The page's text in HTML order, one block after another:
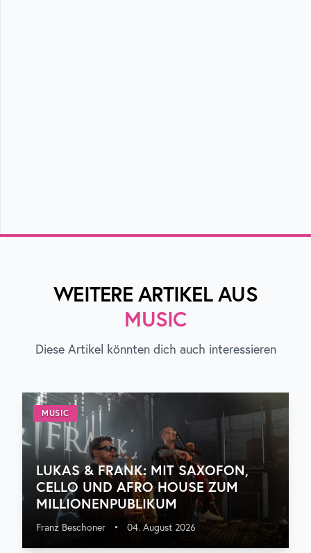
WEITERE ARTIKEL AUS
MUSIC
Diese Artikel könnten dich auch interessieren
MUSIC
LUKAS & FRANK: MIT SAXOFON,
CELLO UND AFRO HOUSE ZUM
MILLIONENPUBLIKUM
Franz Beschoner • 04. August 2026